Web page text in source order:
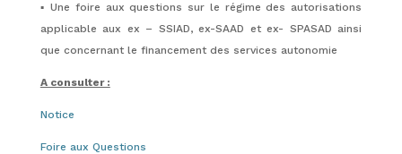
▪️ Une foire aux questions sur le régime des autorisations
applicable aux ex – SSIAD, ex-SAAD et ex- SPASAD ainsi
que concernant le financement des services autonomie
A consulter :
Notice
Foire aux Questions